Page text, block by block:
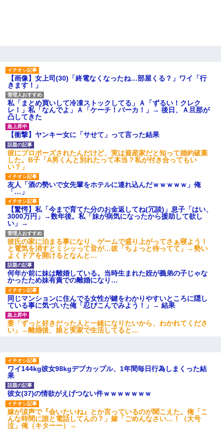
【画像】女上司(30)「終電なくなったね…部屋くる？」ワイ「行
きます！」
私「まとめ買いして冷凍ストックしてる」Ａ「ずるい！クレク
レ！」私「なんでよ」Ａ「ケーチ！バーカ！」→ 後日、Ａ旦那が
凸してきた
【衝撃】ヤンキー女に「サせて」って言った結果
彼にプロポーズされたんだけど、実は資産家だと知って婚約破棄
した。B子「A男くんと別れたって本当？私が付き合ってもい
い？」
友人「酒の勢いで女先輩をホテルに連れ込んだｗｗｗｗｗ」俺
「…」
【驚愕】私「今まで育てた分のお金返してね(冗談)」息子「はい、
3000万円」→数年後。私「妹が病気になったから援助して欲し
い」→
彼氏の家に泊まる事になり、ゲームで盛り上がってさぁ寝よう！
と電気を消すとミシッって音が…彼「ちょっと待ってて」→勢い
よくドアを開けるとなんと…
何年か前に妹は離婚している。当時生まれた姪が義弟の子じゃな
かったため妹有責での離婚になり…
同じマンションに住んでる女性が鍵をわかりやすいところに隠し
ている事に気づいた俺「忍びこんでみよう！」→ 結果
妻「ずっと好きだった人と一緒になりたいから、わかれてくださ
い」→離婚後、娘と実家で生活してると…
ワイ144kg彼女98kgデブカップル、1年間毎日行為しまくった結
果
彼女(37)の情欲がえげつない件ｗｗｗｗｗｗｗ
嫁が涙声で『会いたいね』とか言っているのが聞こえた。俺「こ
んな時間に誰と電話してんの？」嫁「ごめんなさい…！（大号
泣」俺（キターー）→